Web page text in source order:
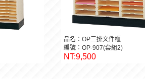
品名：OP三排文件櫃
編號：OP-907(套組2)
NT:9,500